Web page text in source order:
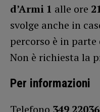
d’Armi 1 alle ore
svolge anche in
percorso è in
Non è richiesta la
Per informazioni
Telefono 349